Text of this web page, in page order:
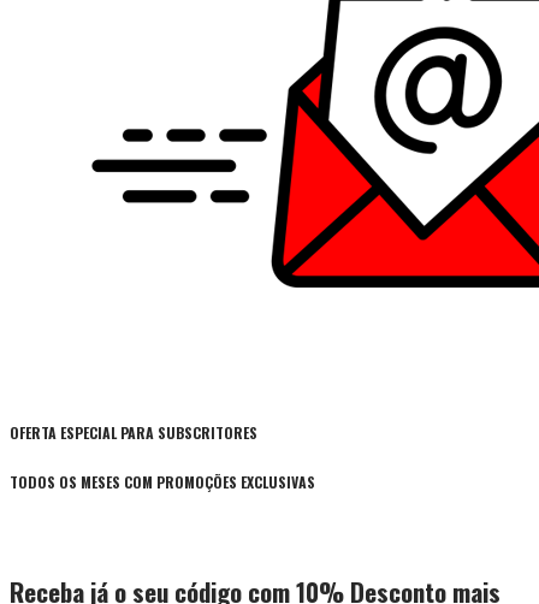
OFERTA ESPECIAL PARA SUBSCRITORES
TODOS OS MESES COM PROMOÇÕES EXCLUSIVAS
Receba já o seu código com 10% Desconto mais